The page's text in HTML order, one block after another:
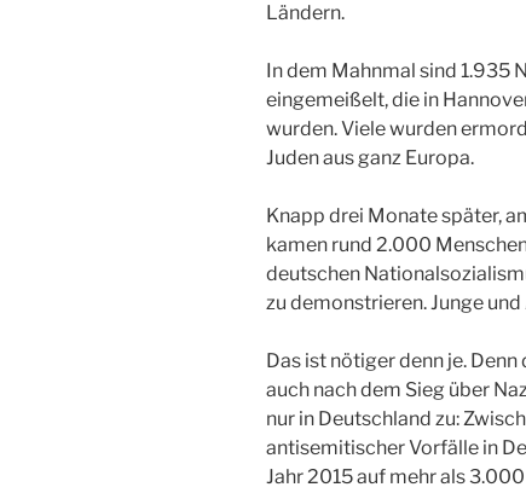
Ländern.
In dem Mahnmal sind 1.935
eingemeißelt, die in
wurden. Viele wurden
Juden aus ganz Europa.
Knapp drei Monate später,
kamen rund 2.000
deutschen
zu demonstrieren. Junge
Das ist nötiger denn je.
auch nach dem Sieg über
nur in Deutschland zu:
antisemitischer Vorfälle in
Jahr 2015 auf mehr als